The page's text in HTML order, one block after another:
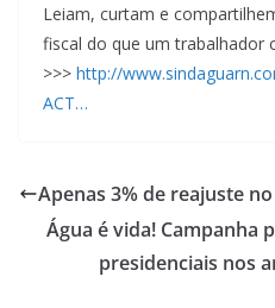
Leiam, curtam e
fiscal do que um trabalhador
>>> http://
ACT…
Apenas 3% de reajuste
Água é vida! Campanha
presidenciais nos